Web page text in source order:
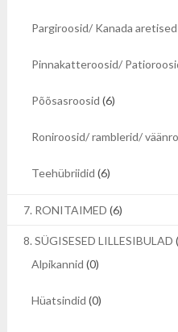
Pargiroosid/ Kanada aretised
Pinnakatteroosid/
Põõsasroosid (6)
Roniroosid/ ramblerid/
Teehübriidid (6)
7. RONITAIMED (6)
8. SÜGISESED LILLESIBULAD
Alpikannid (0)
Hüatsindid (0)